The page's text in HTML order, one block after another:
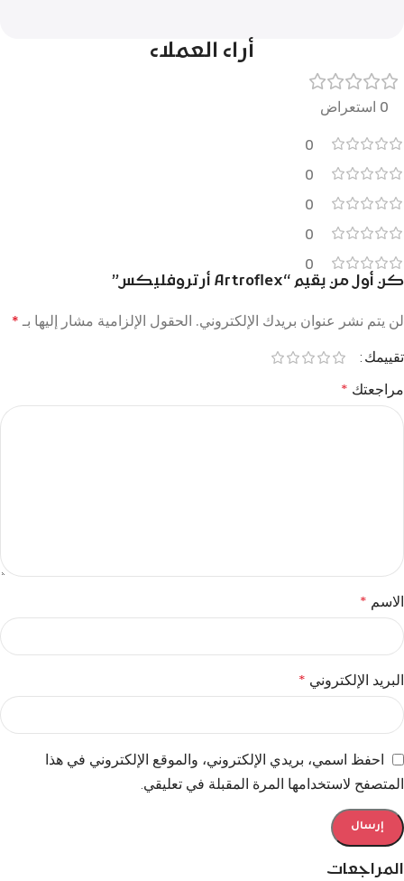
أراء العملاء
0 استعراض
0
0
0
0
0
المراجعات
كن أول من يقيم “Artroflex أرتروفليكس”
لن يتم نشر عنوان بريدك الإلكتروني. الحقول الإلزامية مشار إليها بـ *
تقييمك
مراجعتك *
الاسم *
البريد الإلكتروني *
احفظ اسمي، بريدي الإلكتروني، والموقع الإلكتروني في هذا
المتصفح لاستخدامها المرة المقبلة في تعليقي.